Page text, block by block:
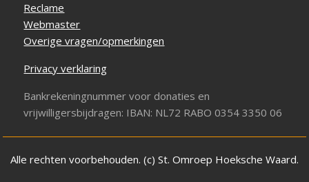
Reclame
Webmaster
Overige vragen/opmerkingen
Privacy verklaring
Bankrekeningnummer voor donaties en
vrijwilligersbijdragen: IBAN: NL72 RABO 0354 3350 06
Alle rechten voorbehouden. (c) St. Omroep Hoeksche Waard.